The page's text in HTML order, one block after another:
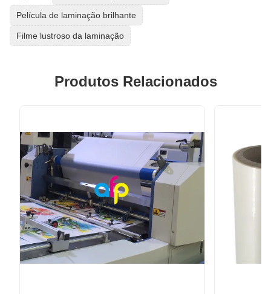
Película de laminação brilhante
Filme lustroso da laminação
Produtos Relacionados